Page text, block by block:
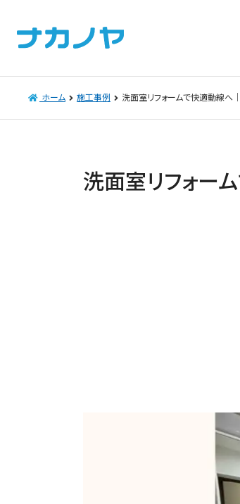
ホーム 施工事例 洗面室リフォームで快適動線へ
洗面室リフォー